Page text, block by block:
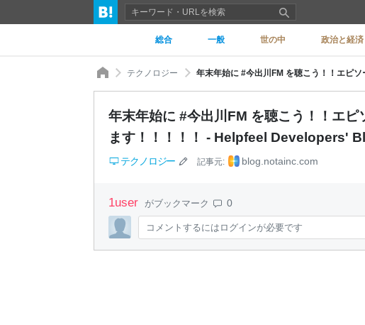
総合 一般 世の中 政治と経済
テクノロジー
年末年始に #今出川FM を聴こう！！エ
ます！！！！！ - Helpfeel Developers'
テクノロジー 記事元: blog.notainc.com
1user がブックマーク 0
コメントするにはログインが必要です